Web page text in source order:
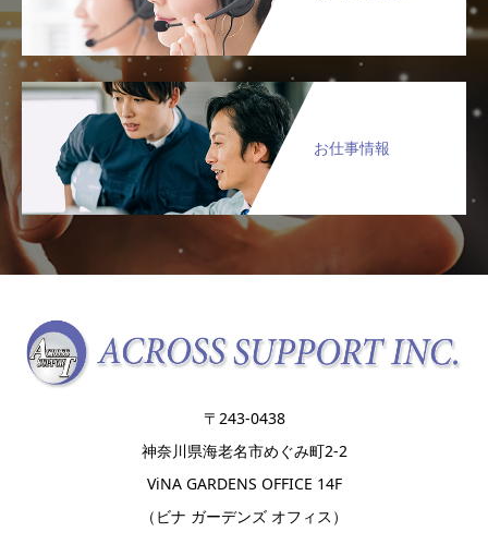
お仕事情報
〒243-0438
神奈川県海老名市めぐみ町2-2
ViNA GARDENS OFFICE 14F
（ビナ ガーデンズ オフィス）